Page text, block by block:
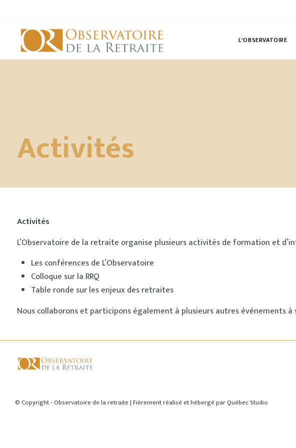
L'OBSERVATOIRE
Activités
Activités
L’Observatoire de la retraite organise plusieurs activités de formation et
Les conférences de L’Observatoire
Colloque sur la RRQ
Table ronde sur les enjeux des retraites
Nous collaborons et participons également à plusieurs autres événements à
© Copyright - Observatoire de la retraite | Fièrement réalisé et hébergé parQuébec Studio